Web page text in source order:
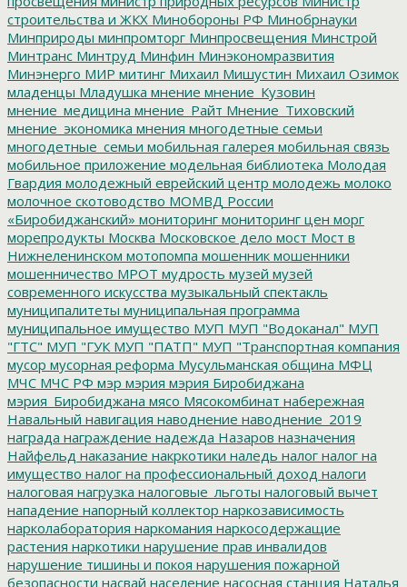
строительства и ЖКХ Минобороны РФ Минобрнауки
Минприроды минпромторг Минпросвещения Минстрой
Минтранс Минтруд Минфин Минэкономразвития
Минэнерго МИР митинг Михаил Мишустин Михаил Озимок
младенцы Младушка мнение мнение_Кузовин
мнение_медицина мнение_Райт Мнение_Тиховский
мнение_экономика мнения многодетные семьи
многодетные_семьи мобильная галерея мобильная связь
мобильное приложение модельная библиотека Молодая
Гвардия молодежный еврейский центр молодежь молоко
молочное скотоводство МОМВД России
«Биробиджанский» мониторинг мониторинг цен морг
морепродукты Москва Московское дело мост Мост в
Нижнеленинском мотопомпа мошенник мошенники
мошенничество МРОТ мудрость музей музей
современного искусства музыкальный спектакль
муниципалитеты муниципальная программа
муниципальное имущество МУП МУП "Водоканал" МУП
"ГТС" МУП "ГУК МУП "ПАТП" МУП "Транспортная компания
мусор мусорная реформа Мусульманская община МФЦ
МЧС МЧС РФ мэр мэрия мэрия Биробиджана
мэрия_Биробиджана мясо Мясокомбинат набережная
Навальный навигация наводнение наводнение_2019
награда награждение надежда Назаров назначения
Найфельд наказание накркотики наледь налог налог на
имущество налог на профессиональный доход налоги
налоговая нагрузка налоговые_льготы налоговый вычет
нападение напорный коллектор наркозависимость
нарколаборатория наркомания наркосодержащие
растения наркотики нарушение прав инвалидов
нарушение тишины и покоя нарушения пожарной
безопасности насвай население насосная станция Наталья